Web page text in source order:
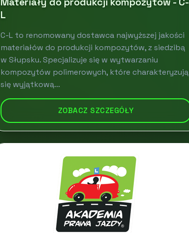
L
C-L to renomowany dostawca najwyższej jakości
materiałów do produkcji kompozytów, z siedzibą
w Słupsku. Specjalizuje się w wytwarzaniu
kompozytów polimerowych, które charakteryzują
się wyjątkową...
ZOBACZ SZCZEGÓŁY